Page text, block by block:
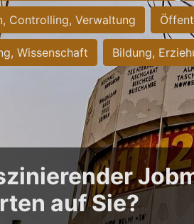
Controlling, Verwaltung
Wissenschaft Bildung,
auf Sie?